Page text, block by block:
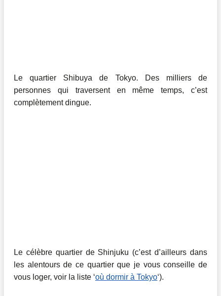
Le quartier Shibuya de Tokyo. Des milliers de
personnes qui traversent en même temps, c’est
complètement dingue.
Le célèbre quartier de Shinjuku (c’est d’ailleurs dans
les alentours de ce quartier que je vous conseille de
vous loger, voir la liste ‘où dormir à Tokyo‘).